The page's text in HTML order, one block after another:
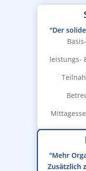
"Der
leistungs-
"Mehr
Zusätzlich